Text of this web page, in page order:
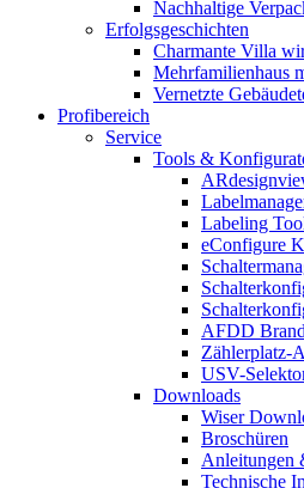
Nachhaltige
Erfolgsgeschichten
Charmante Villa
Mehrfamilienhaus
Vernetzte
Profibereich
Service
Tools &
Labeling
eConfigure
AFDD
Zählerplatz-
USV-
Downloads
Wiser
Broschüren
Anleitungen
Technische